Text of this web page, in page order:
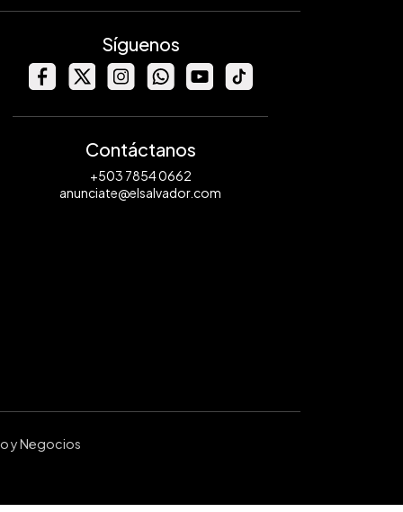
Síguenos
Contáctanos
+503 7854 0662
anunciate@elsalvador.com
y Negocios